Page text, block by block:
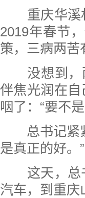
重庆华溪村
2019年春节
策，三病两苦
没想到，两
伴焦光润在
咽了：“要不
总书记紧紧
是真正的好。”
这天，总书
汽车，到重庆